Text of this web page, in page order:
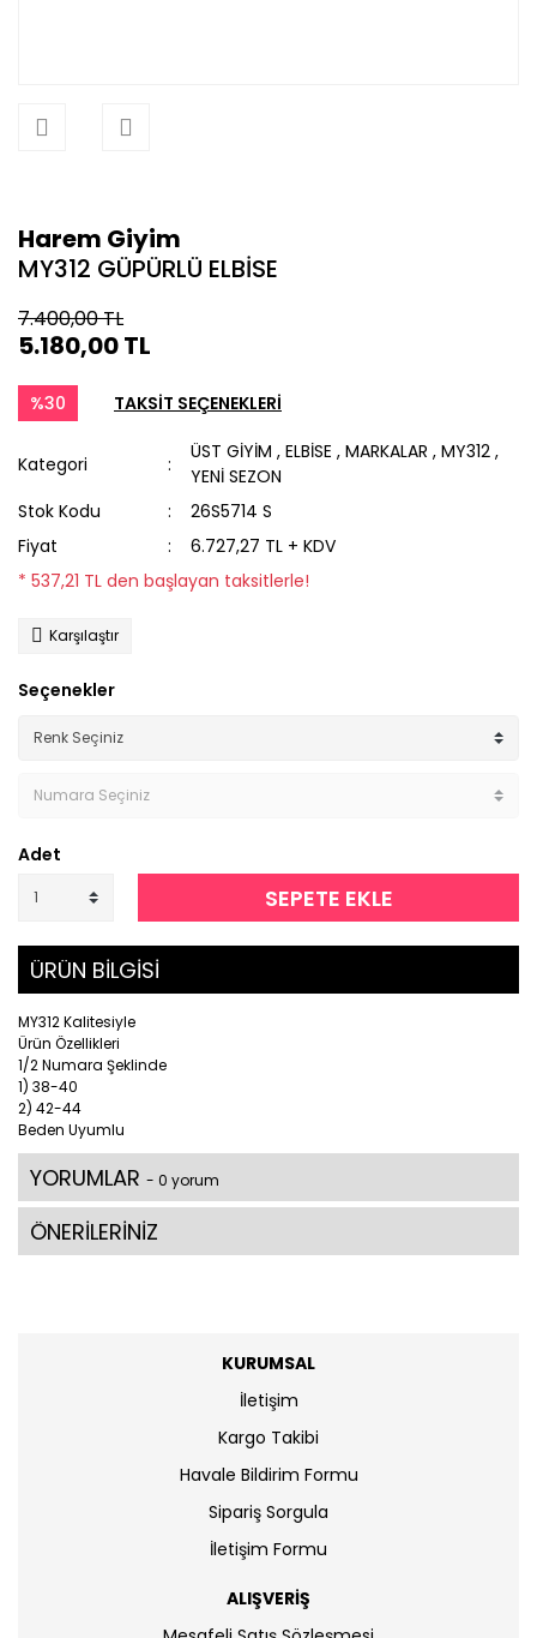
Harem Giyim
MY312 GÜPÜRLÜ ELBİSE
7.400,00 TL
5.180,00 TL
%30 TAKSİT SEÇENEKLERİ
Kategori
ÜST GİYİM ,ELBİSE ,MARKALAR ,MY312,
YENİ SEZON
Stok Kodu
26S5714 S
Fiyat
6.727,27 TL + KDV
* 537,21 TL den başlayan taksitlerle!
Karşılaştır
Seçenekler
Adet
SEPETE EKLE
ÜRÜN BİLGİSİ
MY312 Kalitesiyle
Ürün Özellikleri
1/2 Numara Şeklinde
1) 38-40
2) 42-44
Beden Uyumlu
YORUMLAR - 0 yorum
ÖNERİLERİNİZ
KURUMSAL
İletişim
Kargo Takibi
Havale Bildirim Formu
Sipariş Sorgula
İletişim Formu
ALIŞVERİŞ